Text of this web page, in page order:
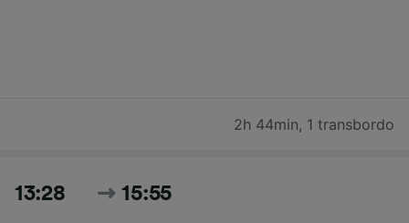
2h 44min, 1 transbordo
13:28 15:55